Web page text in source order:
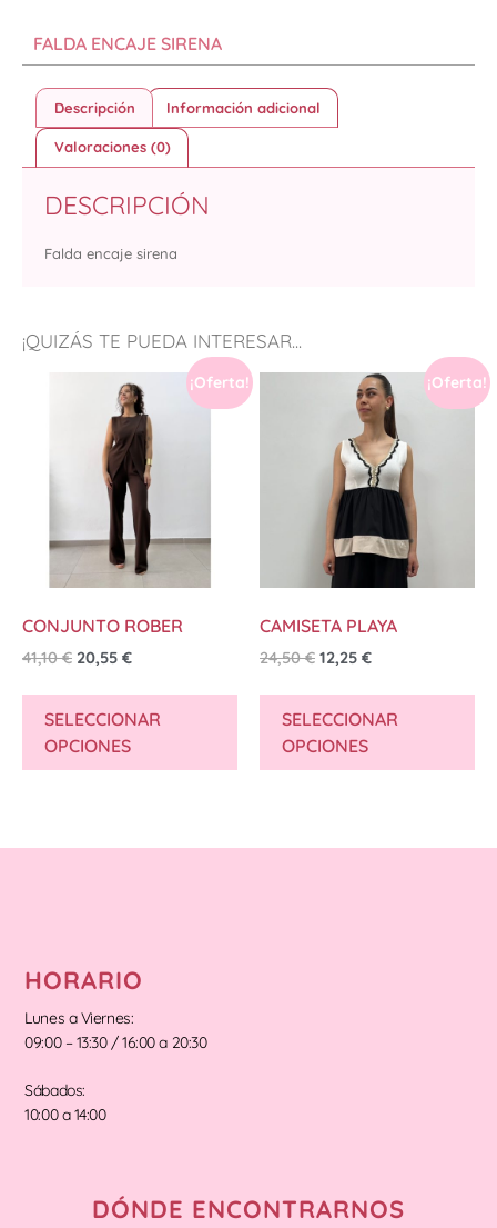
¡QUIZÁS TE PUEDA INTERESAR...
¡Oferta!
CONJUNTO ROBER
41,10€ 20,55 €
SELECCIONAR
OPCIONES
¡Oferta!
CAMISETA PLAYA
24,50€ 12,25 €
SELECCIONAR
OPCIONES
FALDA ENCAJE SIRENA
Descripción Información adicional
Valoraciones (0)
DESCRIPCIÓN
Falda encaje sirena
HORARIO
Lunes a Viernes:
09:00 – 13:30 / 16:00 a 20:30
Sábados:
10:00 a 14:00
DÓNDE ENCONTRARNOS